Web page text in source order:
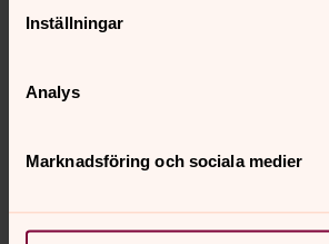
Inställningar
Analys
Marknadsföring och sociala medier
Direkt:0520-47 29 57
Fritidsledare, Svenska kyrkan